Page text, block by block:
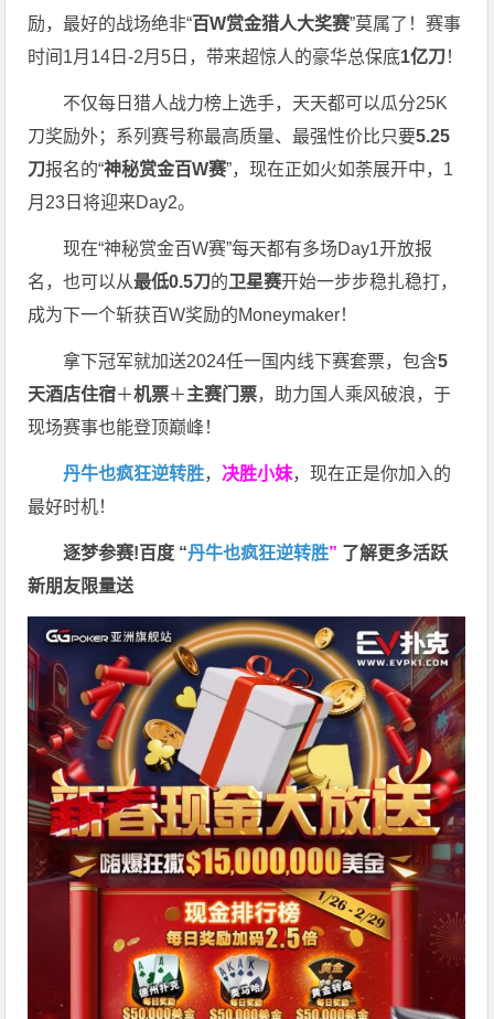
励，最好的战场绝非“百W赏金猎人大奖赛”莫属了！赛事
时间1月14日-2月5日，带来超惊人的豪华总保底1亿刀！
不仅每日猎人战力榜上选手，天天都可以瓜分25K
刀奖励外；系列赛号称最高质量、最强性价比只要5.25
刀报名的“神秘赏金百W赛”，现在正如火如荼展开中，1
月23日将迎来Day2。
现在“神秘赏金百W赛”每天都有多场Day1开放报
名，也可以从最低0.5刀的卫星赛开始一步步稳扎稳打，
成为下一个斩获百W奖励的Moneymaker！
拿下冠军就加送2024任一国内线下赛套票，包含5
天酒店住宿＋机票＋主赛门票，助力国人乘风破浪，于
现场赛事也能登顶巅峰！
丹牛也疯狂逆转胜， 决胜小妹，现在正是你加入的
最好时机！
逐梦参赛!百度 “丹牛也疯狂逆转胜” 了解更多活跃
新朋友限量送